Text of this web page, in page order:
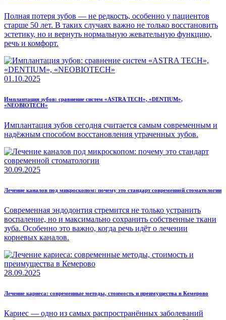
Полная потеря зубов — не редкость, особенно у пациентов
старше 50 лет. В таких случаях важно не только восстановить
эстетику, но и вернуть нормальную жевательную функцию,
речь и комфорт.
01.10.2025
Имплантация зубов: сравнение систем «ASTRA TECH», «DENTIUM»,
«NEOBIOTECH»
Имплантация зубов сегодня считается самым современным и
надёжным способом восстановления утраченных зубов.
30.09.2025
Лечение каналов под микроскопом: почему это стандарт современной стоматологии
Современная эндодонтия стремится не только устранить
воспаление, но и максимально сохранить собственные ткани
зуба. Особенно это важно, когда речь идёт о лечении
корневых каналов.
28.09.2025
Лечение кариеса: современные методы, стоимость и преимущества в Кемерово
Кариес — одно из самых распространённых заболеваний